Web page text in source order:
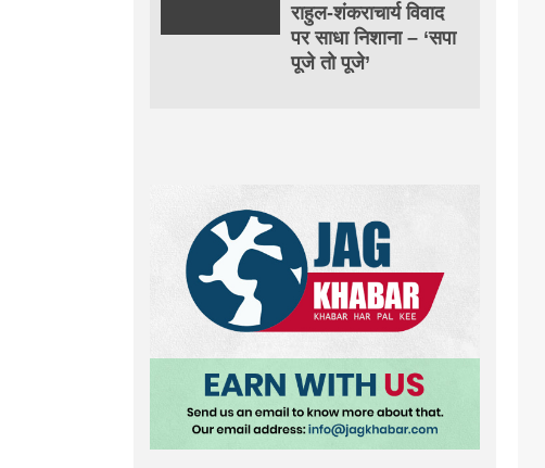
राहुल-शंकराचार्य विवाद
पर साधा निशाना – ‘सपा
पूजे तो पूजे’